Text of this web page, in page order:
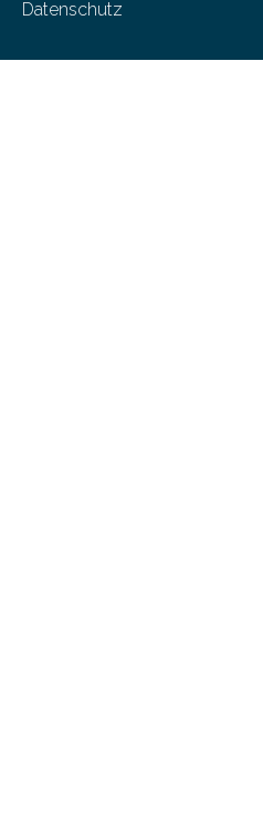
Datenschutz